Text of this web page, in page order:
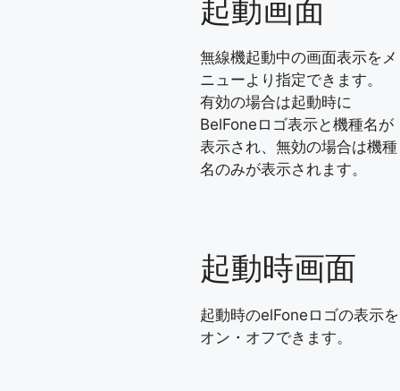
起動画面
無線機起動中の画面表示をメ
ニューより指定できます。
有効の場合は起動時に
BelFoneロゴ表示と機種名が
表示され、無効の場合は機種
名のみが表示されます。
起動時画面
起動時のelFoneロゴの表示を
オン・オフできます。